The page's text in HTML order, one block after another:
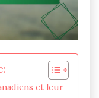
et leur